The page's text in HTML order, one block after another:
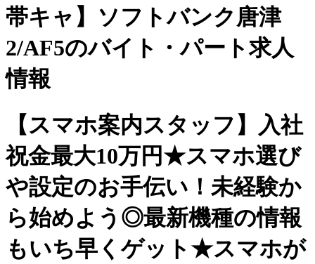
帯キャ】ソフトバンク唐津
2/AF5のバイト・パート求人
情報
【スマホ案内スタッフ】入社
祝金最大10万円★スマホ選び
や設定のお手伝い！未経験か
ら始めよう◎最新機種の情報
もいち早くゲット★スマホが